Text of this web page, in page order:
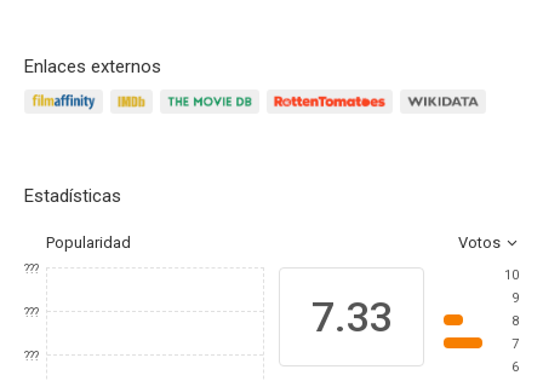
Enlaces externos
Estadísticas
Popularidad Votos
???
???
???
7.33
10
9
8
7
6